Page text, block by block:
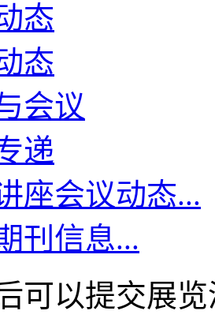
态
态
会议
递
座会议动态...
刊信息...
可以提交展